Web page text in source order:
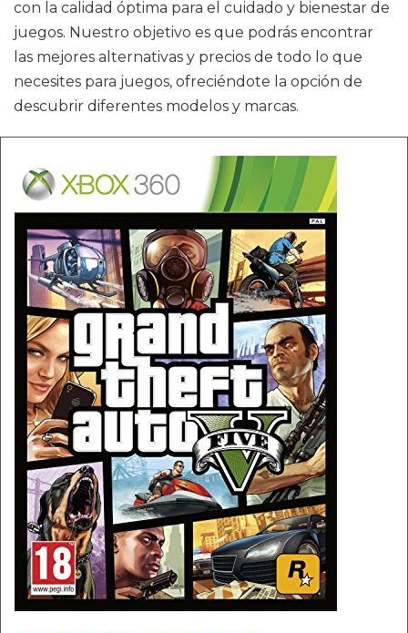
con la calidad óptima para el cuidado y bienestar de
juegos. Nuestro objetivo es que podrás encontrar
las mejores alternativas y precios de todo lo que
necesites para juegos, ofreciéndote la opción de
descubrir diferentes modelos y marcas.